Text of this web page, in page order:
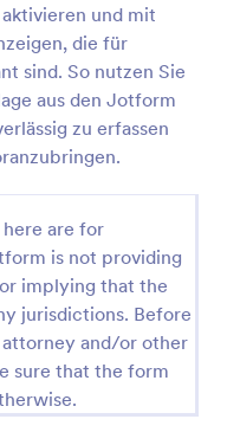
und mit
die für
sind. So nutzen Sie
aus den Jotform
zu erfassen
are for
is not providing
implying that the
jurisdictions. Before
attorney and/or other
sure that the form
um ihre
Person zu
besteht aus
zu dem,
und zu ihren
Sie diese
für
Ihre Kunden!
die Anforderungen
Sie dann das
dazu. Ob Sie
eine Online-
kostenlosen
Sie die
um Kunden mit
Sie
an Ihre
hinzu oder